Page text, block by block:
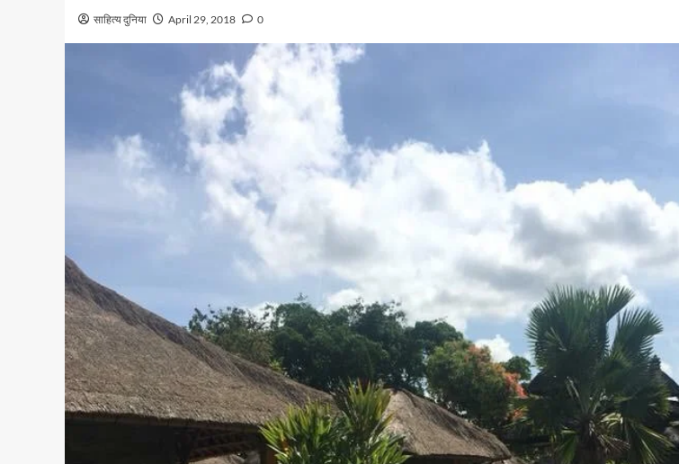
साहित्य दुनिया April 29, 2018 0